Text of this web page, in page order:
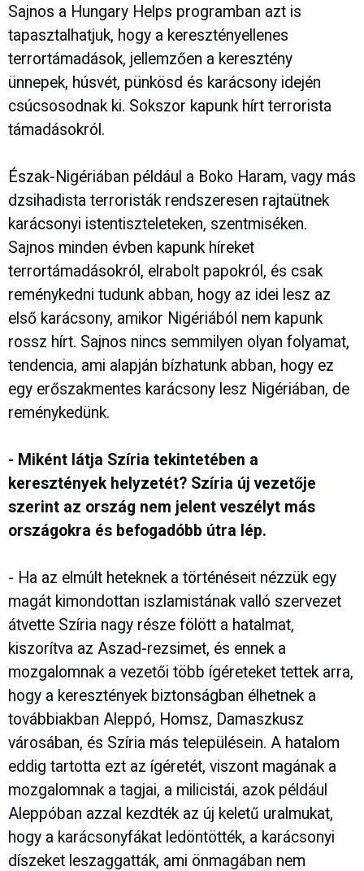
Sajnos a Hungary Helps programban azt is
tapasztalhatjuk, hogy a keresztényellenes
terrortámadások, jellemzően a keresztény
ünnepek, húsvét, pünkösd és karácsony idején
csúcsosodnak ki. Sokszor kapunk hírt terrorista
támadásokról.
Észak-Nigériában például a Boko Haram, vagy más
dzsihadista terroristák rendszeresen rajtaütnek
karácsonyi istentiszteleteken, szentmiséken.
Sajnos minden évben kapunk híreket
terrortámadásokról, elrabolt papokról, és csak
reménykedni tudunk abban, hogy az idei lesz az
első karácsony, amikor Nigériából nem kapunk
rossz hírt. Sajnos nincs semmilyen olyan folyamat,
tendencia, ami alapján bízhatunk abban, hogy ez
egy erőszakmentes karácsony lesz Nigériában, de
reménykedünk.
- Miként látja Szíria tekintetében a
keresztények helyzetét? Szíria új vezetője
szerint az ország nem jelent veszélyt más
országokra és befogadóbb útra lép.
- Ha az elmúlt heteknek a történéseit nézzük egy
magát kimondottan iszlamistának valló szervezet
átvette Szíria nagy része fölött a hatalmat,
kiszorítva az Aszad-rezsimet, és ennek a
mozgalomnak a vezetői több ígéreteket tettek arra,
hogy a keresztények biztonságban élhetnek a
továbbiakban Aleppó, Homsz, Damaszkusz
városában, és Szíria más településein. A hatalom
eddig tartotta ezt az ígéretét, viszont magának a
mozgalomnak a tagjai, a milicistái, azok például
Aleppóban azzal kezdték az új keletű uralmukat,
hogy a karácsonyfákat ledöntötték, a karácsonyi
díszeket leszaggatták, ami önmagában nem